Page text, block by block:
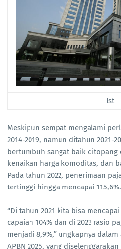
Ist
Meskipun sempat mengalami
2014-2019, namun ditahun 2021-
bertumbuh sangat baik
kenaikan harga komoditas, dan
Pada tahun 2022, penerimaan
tertinggi hingga mencapai 115,6%.
“Di tahun 2021 kita bisa
capaian 104% dan di 2023 rasio
menjadi 8,9%,” ungkapnya
APBN 2025, yang